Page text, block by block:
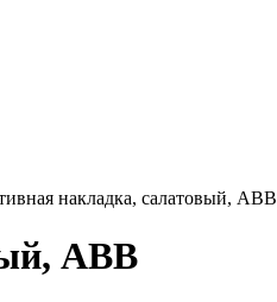
накладка, салатовый, ABB
ABB